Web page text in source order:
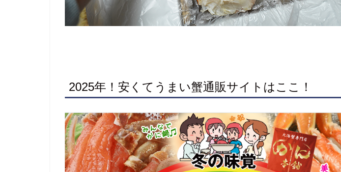
2025年！安くてうまい蟹通販サイトはここ！